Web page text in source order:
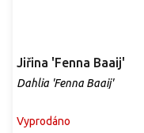
Jiřina 'Fenna Baaij'
Dahlia 'Fenna Baaij'
Vyprodáno